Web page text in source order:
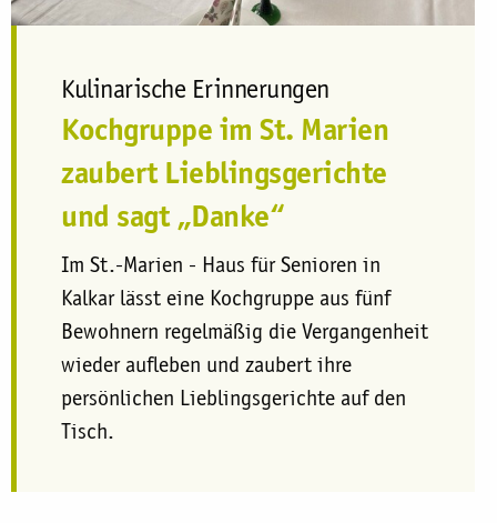
Kulinarische Erinnerungen
Kochgruppe im St. Marien
zaubert Lieblingsgerichte
und sagt „Danke“
Im St.-Marien - Haus für Senioren in
Kalkar lässt eine Kochgruppe aus fünf
Bewohnern regelmäßig die Vergangenheit
wieder aufleben und zaubert ihre
persönlichen Lieblingsgerichte auf den
Tisch.